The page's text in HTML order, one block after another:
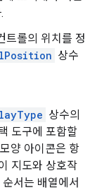
트롤의 위치를 정
상수
상수의
도구에 포함할
양 아이콘은 항
지도와 상호작
서는 배열에서